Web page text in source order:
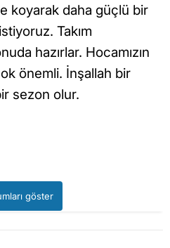
koyarak daha güçlü bir
Takım
hazırlar. Hocamızın
önemli. İnşallah bir
sezon olur.
göster